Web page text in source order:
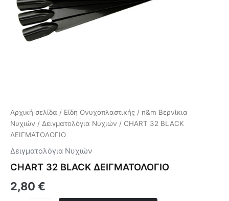
Αρχική σελίδα / Είδη Ονυχοπλαστικής / n&m Βερνίκια
Νυχιών / Δειγματολόγια Νυχιών / CHART 32 BLACK
ΔΕΙΓΜΑΤΟΛΟΓΙΟ
Δειγματολόγια Νυχιών
CHART 32 BLACK ΔΕΙΓΜΑΤΟΛΟΓΙΟ
2,80 €